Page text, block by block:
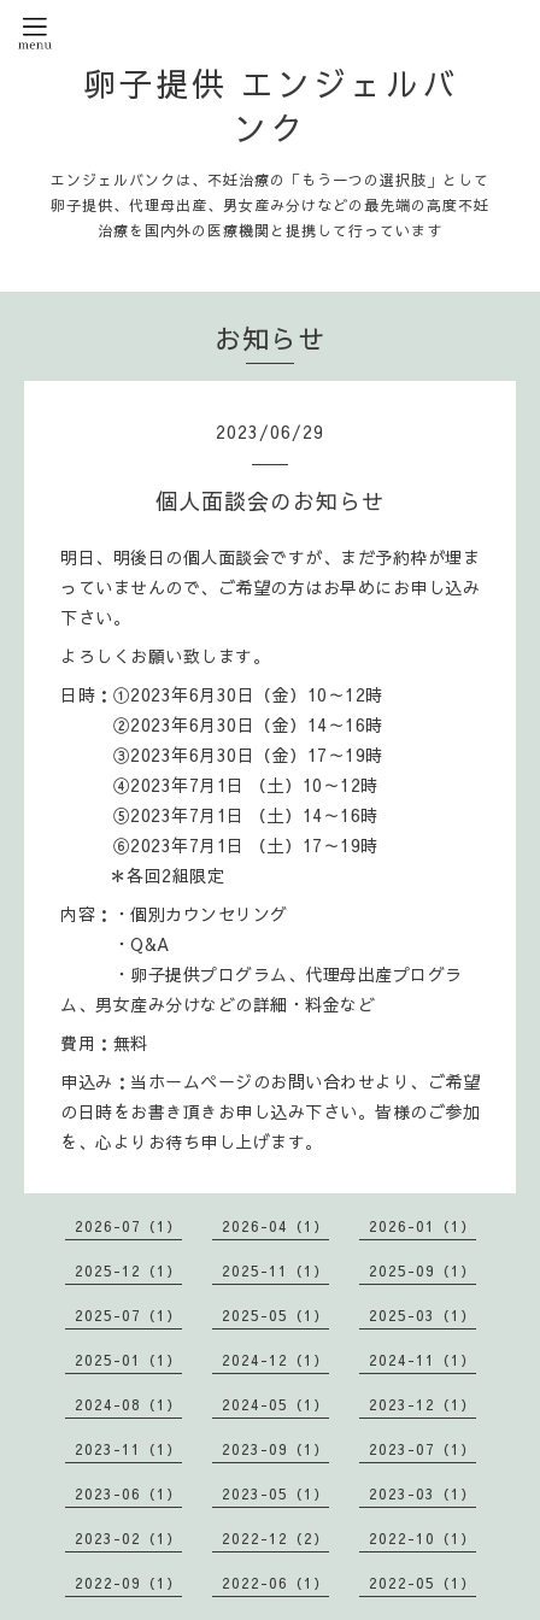
卵子提供 エンジェルバ
ンク
エンジェルバンクは、不妊治療の「もう一つの選択肢」として
卵子提供、代理母出産、男女産み分けなどの最先端の高度不妊
治療を国内外の医療機関と提携して行っています
お知らせ
2023 /06/29
個人面談会のお知らせ
明日、明後日の個人面談会ですが、まだ予約枠が埋ま
っていませんので、ご希望の方はお早めにお申し込み
下さい。
よろしくお願い致します。
日時：①2023年6月30日（金）10～12時
②2023年6月30日（金）14～16時
③2023年6月30日（金）17～19時
④2023年7月1日 （土）10～12時
⑤2023年7月1日 （土）14～16時
⑥2023年7月1日 （土）17～19時
＊各回2組限定
内容：・個別カウンセリング
・Q&A
・卵子提供プログラム、代理母出産プログラ
ム、男女産み分けなどの詳細・料金など
費用：無料
申込み：当ホームページのお問い合わせより、ご希望
の日時をお書き頂きお申し込み下さい。皆様のご参加
を、心よりお待ち申し上げます。
2026-07（1） 2026-04（1） 2026-01（1）
2025-12（1） 2025-11（1） 2025-09（1）
2025-07（1） 2025-05（1） 2025-03（1）
2025-01（1） 2024-12（1） 2024-11（1）
2024-08（1） 2024-05（1） 2023-12（1）
2023-11（1） 2023-09（1） 2023-07（1）
2023-06（1） 2023-05（1） 2023-03（1）
2023-02（1） 2022-12（2） 2022-10（1）
2022-09（1） 2022-06（1） 2022-05（1）